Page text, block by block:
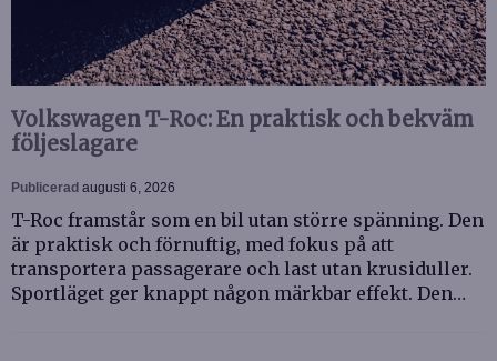
Volkswagen T-Roc: En praktisk och bekväm
följeslagare
Publicerad augusti 6, 2026
T-Roc framstår som en bil utan större spänning. Den
är praktisk och förnuftig, med fokus på att
transportera passagerare och last utan krusiduller.
Sportläget ger knappt någon märkbar effekt. Den…